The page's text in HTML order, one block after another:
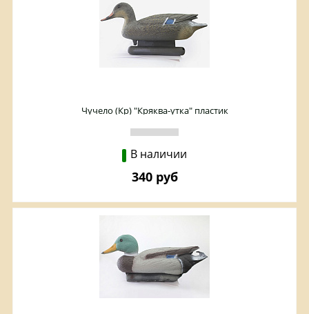
Чучело (Кр) "Кряква-утка" пластик
В наличии
340 руб